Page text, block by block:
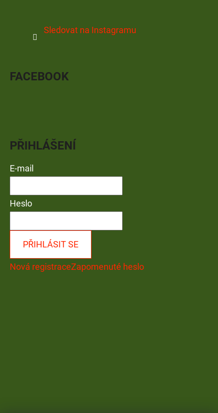
Sledovat na Instagramu
FACEBOOK
PŘIHLÁŠENÍ
E-mail
Heslo
PŘIHLÁSIT SE
Nová registraceZapomenuté heslo